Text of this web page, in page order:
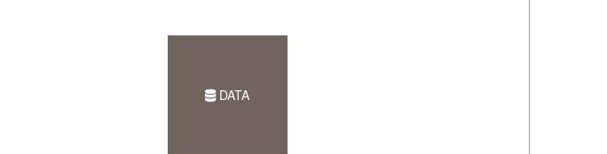
DATA